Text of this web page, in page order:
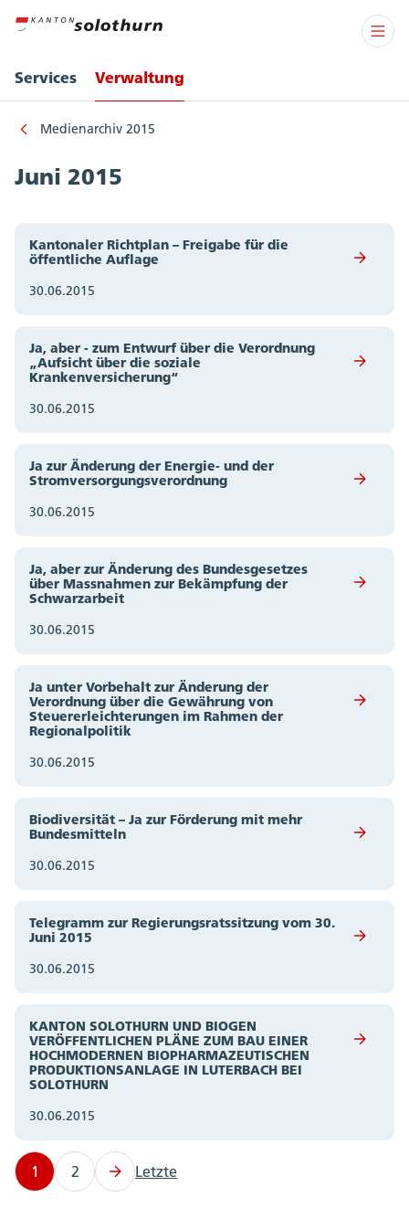
Services Verwaltung
Medienarchiv 2015
Juni 2015
Kantonaler Richtplan – Freigabe für die
öffentliche Auflage
30.06.2015
Ja, aber - zum Entwurf über die Verordnung
„Aufsicht über die soziale
Krankenversicherung“
30.06.2015
Ja zur Änderung der Energie- und der
Stromversorgungsverordnung
30.06.2015
Ja, aber zur Änderung des Bundesgesetzes
über Massnahmen zur Bekämpfung der
Schwarzarbeit
30.06.2015
Ja unter Vorbehalt zur Änderung der
Verordnung über die Gewährung von
Steuererleichterungen im Rahmen der
Regionalpolitik
30.06.2015
Biodiversität – Ja zur Förderung mit mehr
Bundesmitteln
30.06.2015
Telegramm zur Regierungsratssitzung vom 30.
Juni 2015
30.06.2015
KANTON SOLOTHURN UND BIOGEN
VERÖFFENTLICHEN PLÄNE ZUM BAU EINER
HOCHMODERNEN BIOPHARMAZEUTISCHEN
PRODUKTIONSANLAGE IN LUTERBACH BEI
SOLOTHURN
30.06.2015
1 2 Letzte